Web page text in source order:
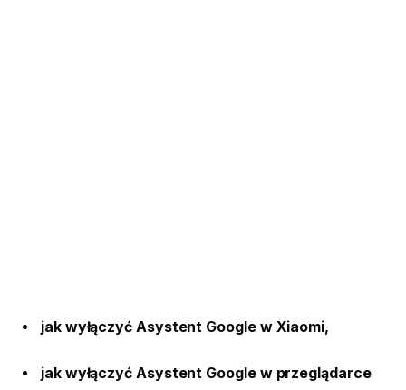
jak wyłączyć Asystent Google w Xiaomi,
jak wyłączyć Asystent Google w przeglądarce